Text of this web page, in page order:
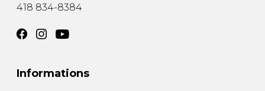
418 834-8384
Informations